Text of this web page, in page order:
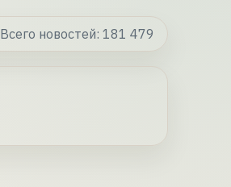
Всего новостей: 181 479